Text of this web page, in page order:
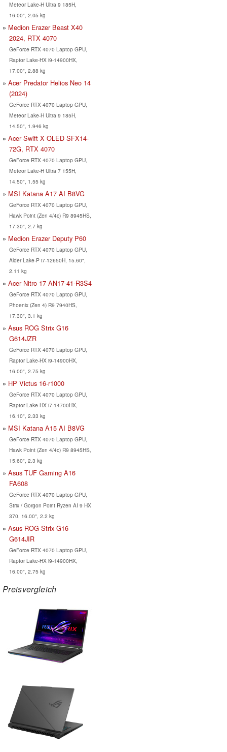
Meteor Lake-H Ultra 9 185H,
16.00", 2.05 kg
Medion Erazer Beast X40
2024, RTX 4070
GeForce RTX 4070 Laptop GPU,
Raptor Lake-HX i9-14900HX,
17.00", 2.88 kg
Acer Predator Helios Neo 14
(2024)
GeForce RTX 4070 Laptop GPU,
Meteor Lake-H Ultra 9 185H,
14.50", 1.946 kg
Acer Swift X OLED SFX14-
72G, RTX 4070
GeForce RTX 4070 Laptop GPU,
Meteor Lake-H Ultra 7 155H,
14.50", 1.55 kg
MSI Katana A17 AI B8VG
GeForce RTX 4070 Laptop GPU,
Hawk Point (Zen 4/4c) R9 8945HS,
17.30", 2.7 kg
Medion Erazer Deputy P60
GeForce RTX 4070 Laptop GPU,
Alder Lake-P i7-12650H, 15.60",
2.11 kg
Acer Nitro 17 AN17-41-R3S4
GeForce RTX 4070 Laptop GPU,
Phoenix (Zen 4) R9 7940HS,
17.30", 3.1 kg
Asus ROG Strix G16
G614JZR
GeForce RTX 4070 Laptop GPU,
Raptor Lake-HX i9-14900HX,
16.00", 2.75 kg
HP Victus 16-r1000
GeForce RTX 4070 Laptop GPU,
Raptor Lake-HX i7-14700HX,
16.10", 2.33 kg
MSI Katana A15 AI B8VG
GeForce RTX 4070 Laptop GPU,
Hawk Point (Zen 4/4c) R9 8945HS,
15.60", 2.3 kg
Asus TUF Gaming A16
FA608
GeForce RTX 4070 Laptop GPU,
Strix / Gorgon Point Ryzen AI 9 HX
370, 16.00", 2.2 kg
Asus ROG Strix G16
G614JIR
GeForce RTX 4070 Laptop GPU,
Raptor Lake-HX i9-14900HX,
16.00", 2.75 kg
Preisvergleich